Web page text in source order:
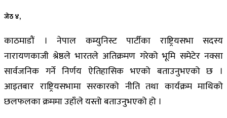
जेठ ४,
काठमाडौं । नेपाल कम्युनिस्ट पार्टीका राष्ट्रियसभा सदस्य
नारायणकाजी श्रेष्ठले भारतले अतिक्रमण गरेको भूमि समेटेर नक्सा
सार्वजनिक गर्ने निर्णय ऐतिहासिक भएको बताउनुभएको छ ।
आइतबार राष्ट्रियसभामा सरकारको नीति तथा कार्यक्रम माथिको
छलफलका क्रममा उहाँले यस्तो बताउनुभएको हो ।